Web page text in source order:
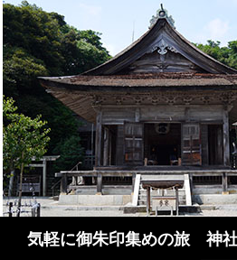
コ
ン
テ
ン
ツ
へ
ス
キ
ッ
プ
気軽に御朱印集めの旅 神